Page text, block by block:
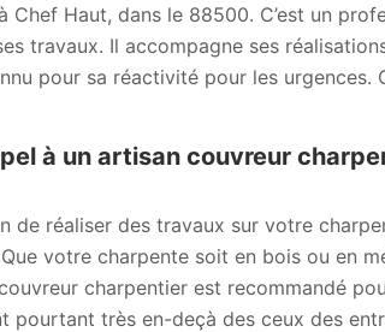
Chef Haut, dans le 88500. C’est un
travaux. Il accompagne ses
pour sa réactivité pour les
à un artisan couvreur
de réaliser des travaux sur votre
votre charpente soit en bois ou en
charpentier est recommandé
pourtant très en-deçà des ceux des